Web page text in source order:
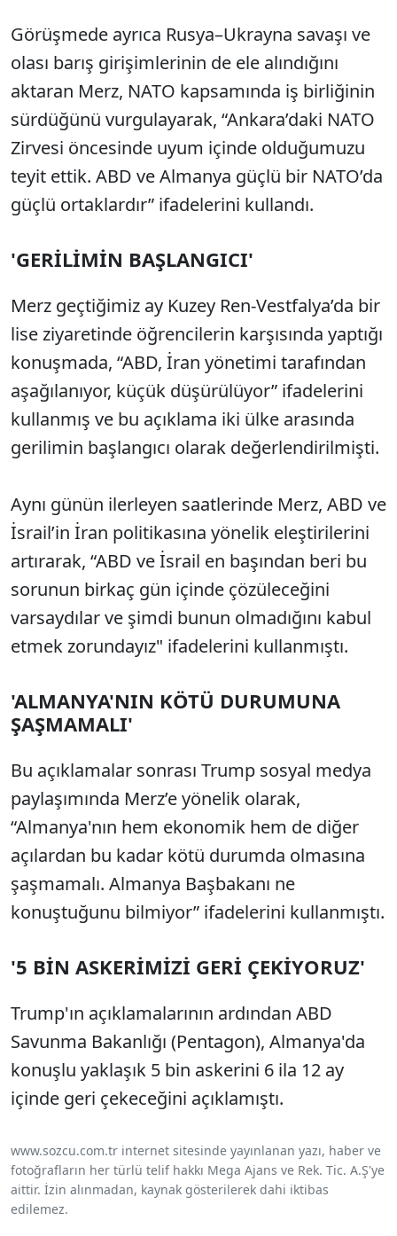
Görüşmede ayrıca Rusya–Ukrayna savaşı ve
olası barış girişimlerinin de ele alındığını
aktaran Merz, NATO kapsamında iş birliğinin
sürdüğünü vurgulayarak, “Ankara’daki NATO
Zirvesi öncesinde uyum içinde olduğumuzu
teyit ettik. ABD ve Almanya güçlü bir NATO’da
güçlü ortaklardır” ifadelerini kullandı.
'GERİLİMİN BAŞLANGICI'
Merz geçtiğimiz ay Kuzey Ren-Vestfalya’da bir
lise ziyaretinde öğrencilerin karşısında yaptığı
konuşmada, “ABD, İran yönetimi tarafından
aşağılanıyor, küçük düşürülüyor” ifadelerini
kullanmış ve bu açıklama iki ülke arasında
gerilimin başlangıcı olarak değerlendirilmişti.
Aynı günün ilerleyen saatlerinde Merz, ABD ve
İsrail’in İran politikasına yönelik eleştirilerini
artırarak, “ABD ve İsrail en başından beri bu
sorunun birkaç gün içinde çözüleceğini
varsaydılar ve şimdi bunun olmadığını kabul
etmek zorundayız" ifadelerini kullanmıştı.
'ALMANYA'NIN KÖTÜ DURUMUNA
ŞAŞMAMALI'
Bu açıklamalar sonrası Trump sosyal medya
paylaşımında Merz’e yönelik olarak,
“Almanya'nın hem ekonomik hem de diğer
açılardan bu kadar kötü durumda olmasına
şaşmamalı. Almanya Başbakanı ne
konuştuğunu bilmiyor” ifadelerini kullanmıştı.
'5 BİN ASKERİMİZİ GERİ ÇEKİYORUZ'
Trump'ın açıklamalarının ardından ABD
Savunma Bakanlığı (Pentagon), Almanya'da
konuşlu yaklaşık 5 bin askerini 6 ila 12 ay
içinde geri çekeceğini açıklamıştı.
www.sozcu.com.tr internet sitesinde yayınlanan yazı, haber ve
fotoğrafların her türlü telif hakkı Mega Ajans ve Rek. Tic. A.Ş'ye
aittir. İzin alınmadan, kaynak gösterilerek dahi iktibas
edilemez.